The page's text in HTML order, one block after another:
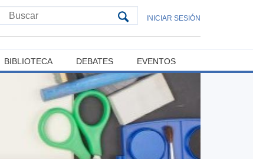
INICIAR SESIÓN
BIBLIOTECA DEBATES EVENTOS